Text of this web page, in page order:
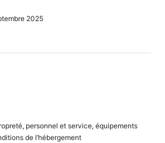
2025
personnel et service, équipements
de l’hébergement